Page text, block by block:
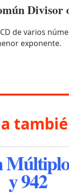
Divisor
de varios
exponente.
y 942